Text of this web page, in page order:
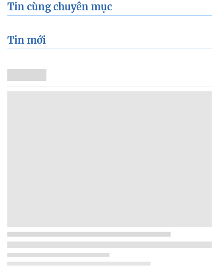
Tin cùng chuyên mục
Tin mới